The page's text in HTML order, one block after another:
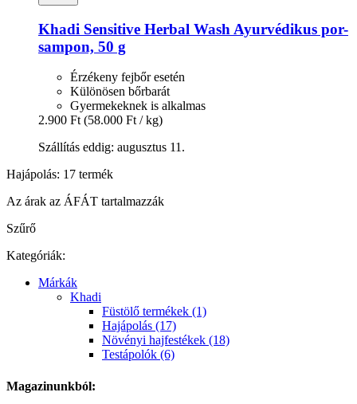
Khadi Sensitive Herbal Wash Ayurvédikus por-​
sampon, 50 g
Érzékeny fejbőr esetén
Különösen bőrbarát
Gyermekeknek is alkalmas
2.900 Ft (58.000 Ft / kg)
Szállítás eddig: augusztus 11.
Hajápolás: 17 termék
Az árak az ÁFÁT tartalmazzák
Szűrő
Kategóriák:
Márkák
Khadi
Füstölő termékek (1)
Hajápolás (17)
Növényi hajfestékek (18)
Testápolók (6)
Magazinunkból: